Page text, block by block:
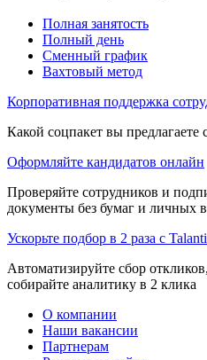
Полная занятость
Полный день
Сменный график
Вахтовый метод
Корпоративная поддержка
Какой соцпакет вы
Оформляйте кандидатов онлайн
Проверяйте сотрудников и
документы без бумаг и личных
Ускорьте подбор в 2 раза с
Автоматизируйте сбор
собирайте аналитику в 2 клика
О компании
Наши вакансии
Партнерам